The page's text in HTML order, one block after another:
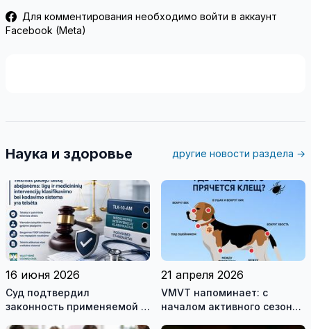
Для комментирования необходимо войти в аккаунт
Facebook (Meta)
Наука и здоровье другие новости раздела →
16 июня 2026
Cуд подтвердил
законность применяемой в
21 апреля 2026
VMVT напоминает: с
началом активного сезона